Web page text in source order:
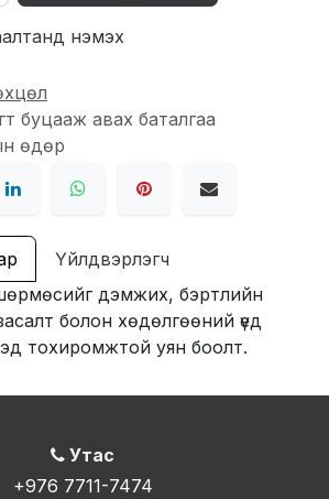
нэмэх
буцааж авах баталгаа
өдөр
Үйлдвэрлэгч
дэмжих, бэртлийн
болон хөдөлгөөний үед
тохиромжтой уян боолт.
Утас
+976 7711-7474